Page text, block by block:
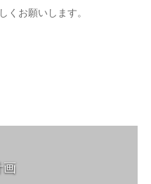
くお願いします。
画